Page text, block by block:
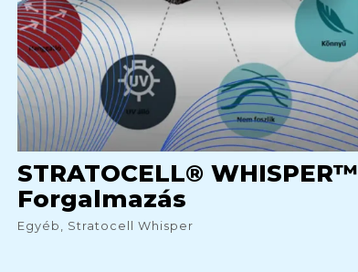
STRATOCELL® WHISPER™
Forgalmazás
Egyéb, Stratocell Whisper